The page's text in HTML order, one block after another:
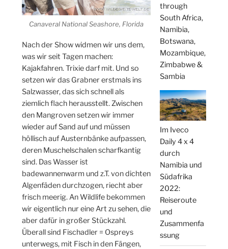
Canaveral National Seashore, Florida
Nach der Show widmen wir uns dem,
was wir seit Tagen machen:
Kajakfahren. Trixie darf mit. Und so
setzen wir das Grabner erstmals ins
Salzwasser, das sich schnell als
ziemlich flach herausstellt. Zwischen
den Mangroven setzen wir immer
wieder auf Sand auf und müssen
höllisch auf Austernbänke aufpassen,
deren Muschelschalen scharfkantig
sind. Das Wasser ist
badewannenwarm und z.T. von dichten
Algenfäden durchzogen, riecht aber
frisch meerig. An Wildlife bekommen
wir eigentlich nur eine Art zu sehen, die
aber dafür in großer Stückzahl.
Überall sind Fischadler = Ospreys
unterwegs, mit Fisch in den Fängen,
through
South Africa,
Namibia,
Botswana,
Mozambique,
Zimbabwe &
Sambia
Im Iveco
Daily 4 x 4
durch
Namibia und
Südafrika
2022:
Reiseroute
und
Zusammenfa
ssung